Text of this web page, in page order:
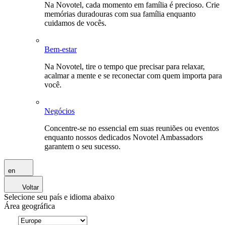
Na Novotel, cada momento em família é precioso. Crie
memórias duradouras com sua família enquanto
cuidamos de vocês.
Bem-estar
Na Novotel, tire o tempo que precisar para relaxar,
acalmar a mente e se reconectar com quem importa para
você.
Negócios
Concentre-se no essencial em suas reuniões ou eventos
enquanto nossos dedicados Novotel Ambassadors
garantem o seu sucesso.
en
Voltar
Selecione seu país e idioma abaixo
Área geográfica